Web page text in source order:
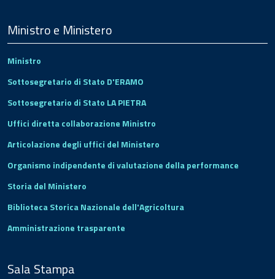
Footer
Ministro e Ministero
Ministro
Sottosegretario di Stato D'ERAMO
Sottosegretario di Stato LA PIETRA
Uffici diretta collaborazione Ministro
Articolazione degli uffici del Ministero
Organismo indipendente di valutazione della performance
Storia del Ministero
Biblioteca Storica Nazionale dell'Agricoltura
Amministrazione trasparente
Sala Stampa